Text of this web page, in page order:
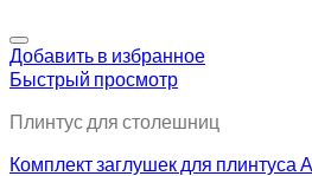
Добавить в избранное
Быстрый просмотр
Плинтус для столешниц
Комплект заглушек для плинтуса